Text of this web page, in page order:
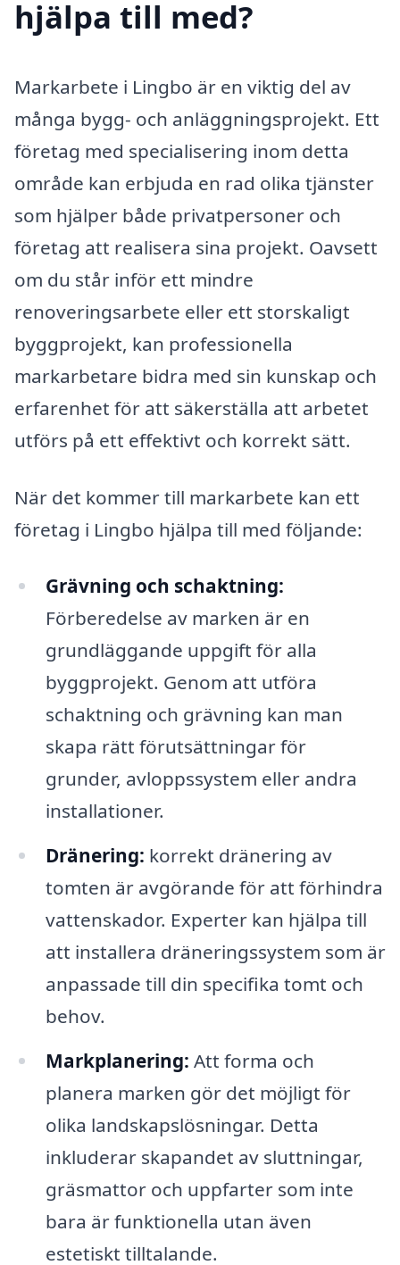
hjälpa till med?
Markarbete i Lingbo är en viktig del av
många bygg- och anläggningsprojekt. Ett
företag med specialisering inom detta
område kan erbjuda en rad olika tjänster
som hjälper både privatpersoner och
företag att realisera sina projekt. Oavsett
om du står inför ett mindre
renoveringsarbete eller ett storskaligt
byggprojekt, kan professionella
markarbetare bidra med sin kunskap och
erfarenhet för att säkerställa att arbetet
utförs på ett effektivt och korrekt sätt.
När det kommer till markarbete kan ett
företag i Lingbo hjälpa till med följande:
Grävning och schaktning:
Förberedelse av marken är en
grundläggande uppgift för alla
byggprojekt. Genom att utföra
schaktning och grävning kan man
skapa rätt förutsättningar för
grunder, avloppssystem eller andra
installationer.
Dränering: korrekt dränering av
tomten är avgörande för att förhindra
vattenskador. Experter kan hjälpa till
att installera dräneringssystem som är
anpassade till din specifika tomt och
behov.
Markplanering: Att forma och
planera marken gör det möjligt för
olika landskapslösningar. Detta
inkluderar skapandet av sluttningar,
gräsmattor och uppfarter som inte
bara är funktionella utan även
estetiskt tilltalande.